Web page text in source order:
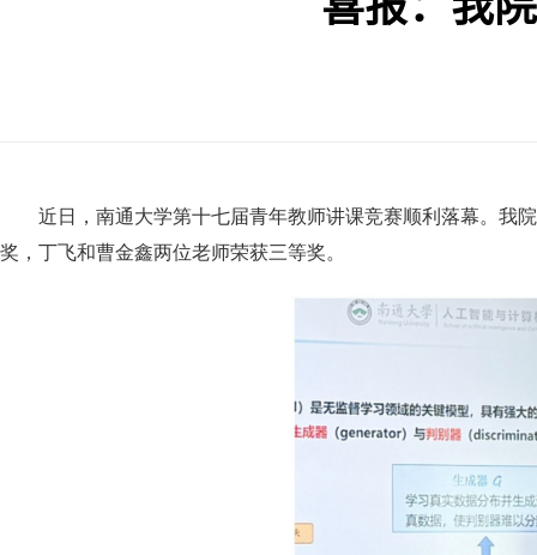
近日， 南通大学第十七届青年教师讲课竞赛顺利落幕。我
奖， 丁飞和曹金鑫两位老师荣获三等奖。